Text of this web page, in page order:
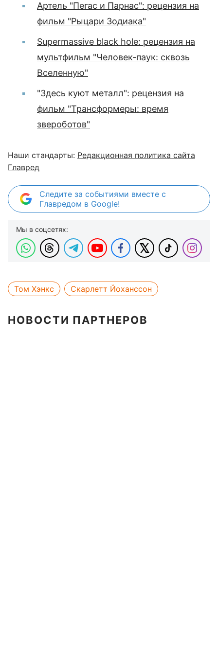
Артель "Пегас и Парнас": рецензия на
фильм "Рыцари Зодиака"
Supermassive black hole: рецензия на
мультфильм "Человек-паук: сквозь
Вселенную"
"Здесь куют металл": рецензия на
фильм "Трансформеры: время
звероботов"
Наши стандарты: Редакционная политика сайта
Главред
Следите за событиями вместе с
Главредом в Google!
Мы в соцсетях:
Том Хэнкс Скарлетт Йоханссон
НОВОСТИ ПАРТНЕРОВ